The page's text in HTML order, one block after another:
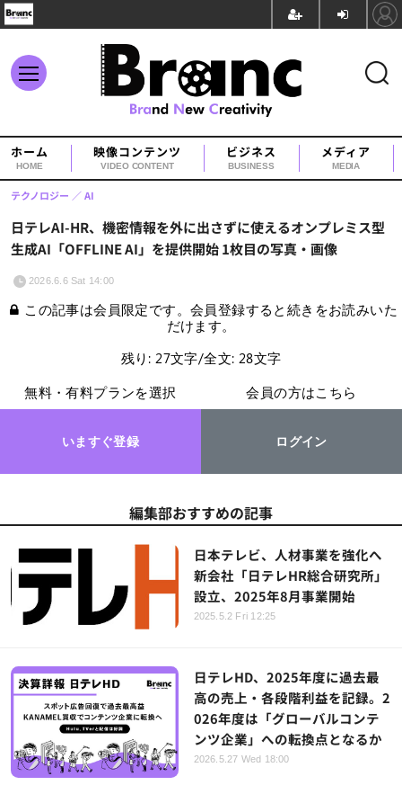
ホーム
HOME
映像コンテンツ
VIDEO CONTENT
ビジネス
BUSINESS
メディア
MEDIA
日テレAI-HR、機密情報を外に出さずに使えるオンプレミス型
生成AI「OFFLINE AI」を提供開始 1枚目の写真・画像
テクノロジー AI
2026.6.6 Sat 14:00
この記事は会員限定です。会員登録すると続きをお読みいた
だけます。
残り: 27文字/全文: 28文字
無料・有料プランを選択
いますぐ登録
会員の方はこちら
ログイン
編集部おすすめの記事
日本テレビ、人材事業を強化へ
新会社「日テレHR総合研究所」
設立、2025年8月事業開始
2025.5.2 Fri 12:25
日テレHD、2025年度に過去最
高の売上・各段階利益を記録。2
026年度は「グローバルコンテ
ンツ企業」への転換点となるか
2026.5.27 Wed 18:00